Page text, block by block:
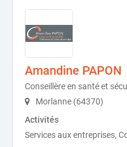
Amandine PAPON
Conseillère en santé et
Morlanne (64370)
Activités
Services aux entreprises,